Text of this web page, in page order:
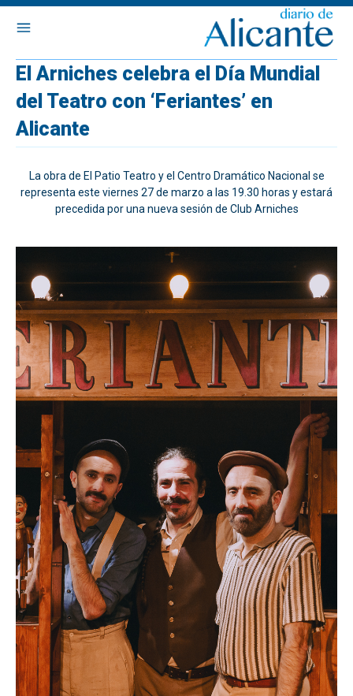
El Arniches celebra el Día Mundial
del Teatro con ‘Feriantes’ en
Alicante
La obra de El Patio Teatro y el Centro Dramático Nacional se
representa este viernes 27 de marzo a las 19.30 horas y estará
precedida por una nueva sesión de Club Arniches